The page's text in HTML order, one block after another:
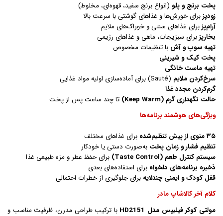
پخت برنج و پلو (انواع برنج سفید، قهوه‌ای، مخلوط)
زودپزبرای خورش‌ها و غذاهای گوشتی با سرعت بالا
آرام‌پزبرای غذاهای سنتی و خوراک‌های ملایم
بخارپزبرای سبزیجات، ماهی و غذاهای رژیمی
تهیه سوپ و آش با تنظیمات مخصوص
پخت کیک و شیرینی
تهیه ماست خانگی
سرخ‌کردن ملایم (Sauté) برای آماده‌سازی اولیه مواد غذایی
گرم‌کردن مجدد غذا
حالت نگهداری گرم (Keep Warm)
تا چند ساعت پس از پخت
ویژگی‌های هوشمند برنامه‌ها
۳۵ منوی از پیش تنظیم‌شده
برای غذاهای مختلف
تنظیم فشار و زمان پخت به‌صورت دستی یا خودکار
سیستم کنترل طعم (Taste Control)
برای حفظ عطر و مزه طبیعی غذا
ذخیره برنامه‌های دلخواه برای استفاده‌های بعدی
قفل کودک و ایمنی چندلایه برای جلوگیری از خطرات احتمالی
کلام آخر کالاشاپ مادر
مولتی کوکر فیلیپس مدل HD2151
با ترکیب طراحی مدرن، ظرفیت مناسب و